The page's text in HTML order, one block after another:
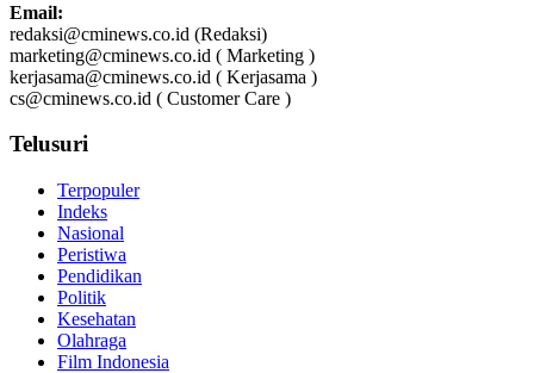
Email:
redaksi@cminews.co.id (Redaksi)
marketing@cminews.co.id ( Marketing )
kerjasama@cminews.co.id ( Kerjasama )
cs@cminews.co.id ( Customer Care )
Telusuri
Terpopuler
Indeks
Nasional
Peristiwa
Pendidikan
Politik
Kesehatan
Olahraga
Film Indonesia